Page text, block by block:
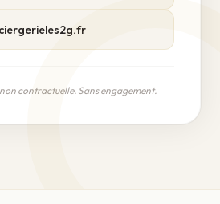
contractuelle. Sans engagement.